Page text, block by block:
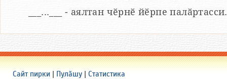
___...___ - аялтан чӗрнӗ йӗрпе палӑртасси.
Сайт пирки | Пулӑшу | Статистика